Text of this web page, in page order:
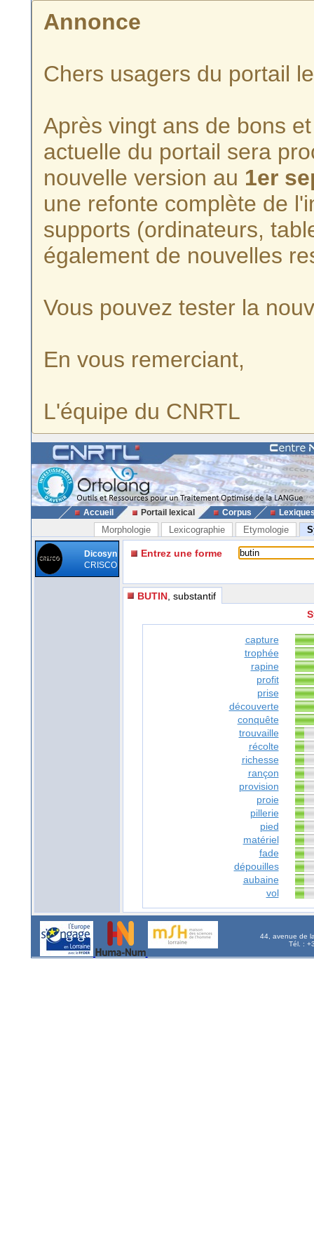
Annonce
Chers usagers du portail
Après vingt ans de bons
actuelle du portail sera
nouvelle version au 1er
une refonte complète de
supports (ordinateurs,
également de nouvelles
Vous pouvez tester la
En vous remerciant,
L'équipe du CNRTL
Accueil Portail lexical Corpus
Morphologie Lexicographie Etymologie
Dicosyn
CRISCO
Entrez une forme
BUTIN , substantif
capture
trophée
rapine
profit
prise
découverte
conquête
trouvaille
récolte
richesse
rançon
provision
proie
pillerie
pied
matériel
fade
dépouilles
aubaine
vol
44, avenue de
Tél. :